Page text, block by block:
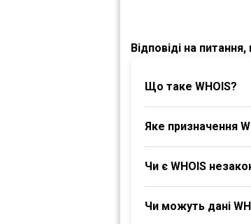
Відповіді на
Що таке WHOIS?
Яке призначення
Чи є WHOIS
Чи можуть дані